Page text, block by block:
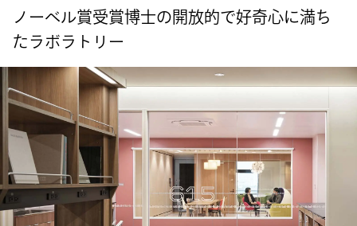
ノーベル賞受賞博士の開放的で好奇心に満ち
たラボラトリー